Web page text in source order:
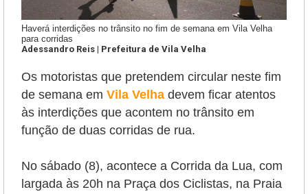
Haverá interdições no trânsito no fim de semana em Vila Velha
para corridas
Adessandro Reis | Prefeitura de Vila Velha
Os motoristas que pretendem circular neste fim
de semana em Vila Velha devem ficar atentos
às interdições que acontem no trânsito em
função de duas corridas de rua.
No sábado (8), acontece a Corrida da Lua, com
largada às 20h na Praça dos Ciclistas, na Praia